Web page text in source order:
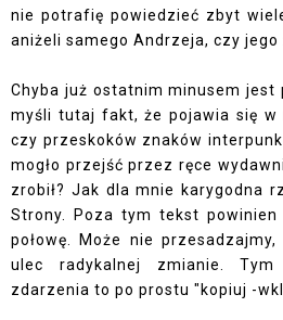
nie potrafię powiedzieć zbyt
aniżeli samego Andrzeja, czy jego
Chyba już ostatnim minusem jest
myśli tutaj fakt, że pojawia się w
czy przeskoków znaków
mogło przejść przez ręce
zrobił? Jak dla mnie karygodna
Strony. Poza tym tekst
połowę. Może nie
ulec radykalnej zmianie.
zdarzenia to po prostu "kopiuj -